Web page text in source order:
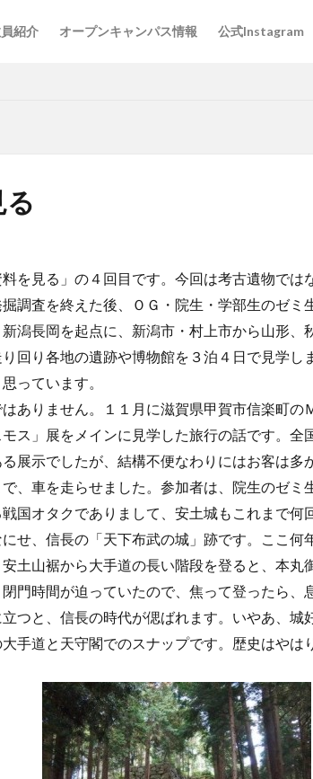
紹介 オープンキャンパス情報 公式Instagram
を見る」の４回目です。今回は考古遺物では
調査を終えた後、ＯＧ・院生・学部生のゼミ
潟長岡を起点に、新潟市・村上市から山形、
回り各地の遺跡や博物館を３泊４日で見学し
っています。
ありません。１１月に滋賀県甲賀市信楽町の
ス」展をメインに見学した旅行の話です。全
展示でしたが、結構不便なわりにはお客は多
、車を走らせました。参加者は、院生のゼミ
国オタクでありまして、安土城もこれまで何
せ、信長の「天下布武の城」跡です。ここ何
土山裾から大手道の長い階段を登ると、本丸
門時間が迫っていたので、焦って登ったら、
つと、信長の時代が偲ばれます。いやあ、城
手道と天守閣でのスナップです。歴史はやは